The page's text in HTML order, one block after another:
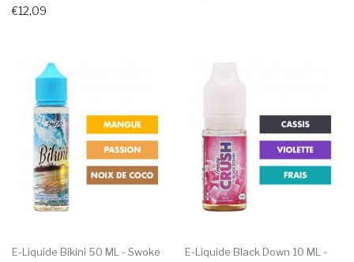
€12,09
E-Liquide Bikini 50 ML - Swoke E-Liquide Black Down 10 ML -